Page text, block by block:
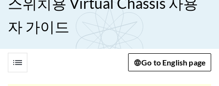
자 가이드
list Go to English page